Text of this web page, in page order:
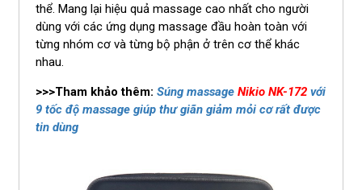
thể. Mang lại hiệu quả massage cao nhất cho người
dùng với các ứng dụng massage đầu hoàn toàn với
từng nhóm cơ và từng bộ phận ở trên cơ thể khác
nhau.
>>>Tham khảo thêm: Súng massage Nikio NK-172 với
9 tốc độ massage giúp thư giãn giảm mỏi cơ rất được
tin dùng